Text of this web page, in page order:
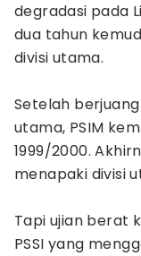
degradasi pada
dua tahun
divisi utama.
Setelah
utama, PSIM
1999/2000.
menapaki divisi
Tapi ujian berat
PSSI yang